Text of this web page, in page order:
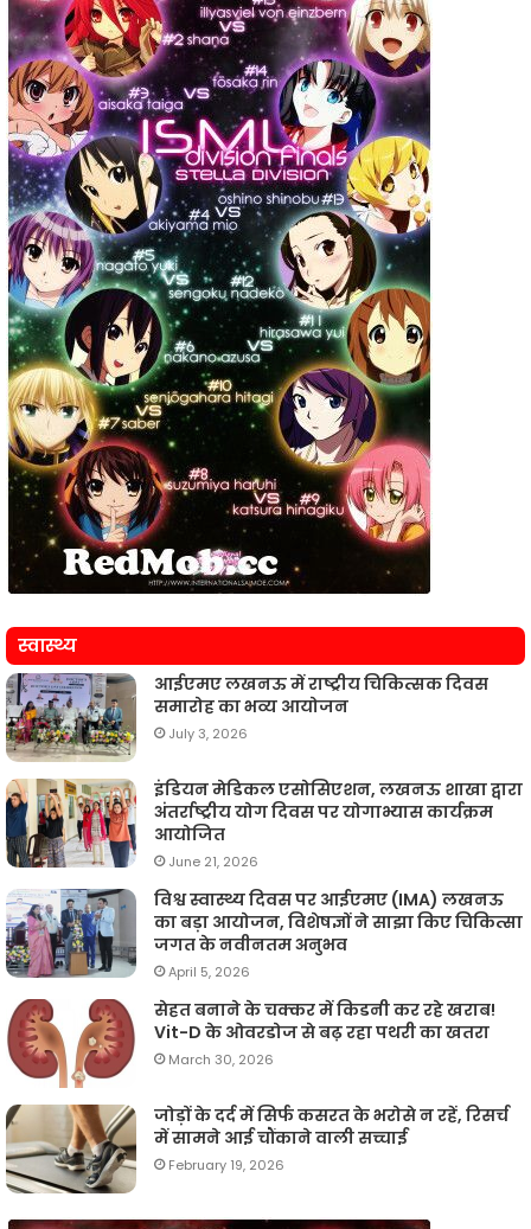
स्वास्थ्य
आईएमए लखनऊ में राष्ट्रीय चिकित्सक दिवस
समारोह का भव्य आयोजन
July 3, 2026
इंडियन मेडिकल एसोसिएशन, लखनऊ शाखा द्वारा
अंतर्राष्ट्रीय योग दिवस पर योगाभ्यास कार्यक्रम
आयोजित
June 21, 2026
विश्व स्वास्थ्य दिवस पर आईएमए (IMA) लखनऊ
का बड़ा आयोजन, विशेषज्ञों ने साझा किए चिकित्सा
जगत के नवीनतम अनुभव
April 5, 2026
सेहत बनाने के चक्कर में किडनी कर रहे खराब!
Vit-D के ओवरडोज से बढ़ रहा पथरी का खतरा
March 30, 2026
जोड़ों के दर्द में सिर्फ कसरत के भरोसे न रहें, रिसर्च
में सामने आई चौंकाने वाली सच्चाई
February 19, 2026